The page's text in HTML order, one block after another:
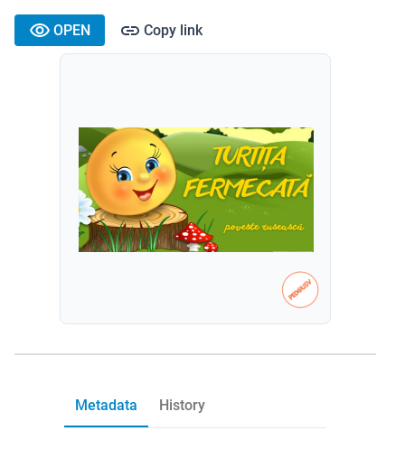
OPEN Copy link
Metadata History